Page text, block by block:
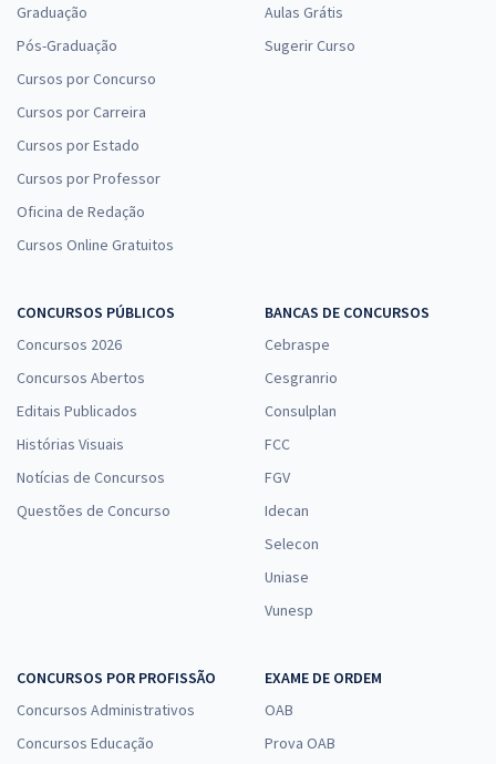
Graduação
Pós-Graduação
Cursos por Concurso
Cursos por Carreira
Cursos por Estado
Cursos por Professor
Oficina de Redação
Cursos Online Gratuitos
Aulas Grátis
Sugerir Curso
CONCURSOS PÚBLICOS
Concursos 2026
Concursos Abertos
Editais Publicados
Histórias Visuais
Notícias de Concursos
Questões de Concurso
BANCAS DE CONCURSOS
Cebraspe
Cesgranrio
Consulplan
FCC
FGV
Idecan
Selecon
Uniase
Vunesp
CONCURSOS POR PROFISSÃO
Concursos Administrativos
Concursos Educação
EXAME DE ORDEM
OAB
Prova OAB